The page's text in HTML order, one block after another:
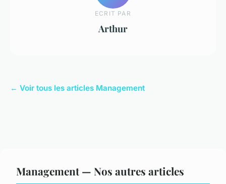
ECRIT PAR
Arthur
← Voir tous les articles Management
Management — Nos autres articles